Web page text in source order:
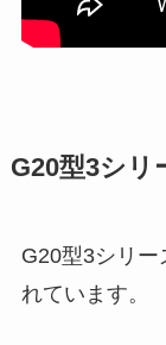
G20型3シリ
G20型3シリー
れています。